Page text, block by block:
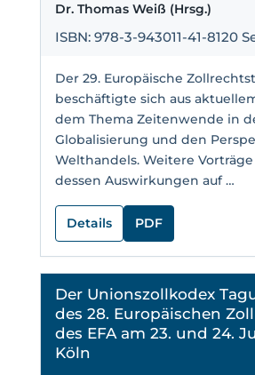
Dr. Thomas Weiß (Hrsg.)
ISBN: 978-3-943011-41-8120
Der 29. Europäische
beschäftigte sich aus
dem Thema Zeitenwende in
Globalisierung und den
Welthandels. Weitere
dessen Auswirkungen auf …
Details PDF
Der Unionszollkodex
des 28. Europäischen
des EFA am 23. und 24.
Köln